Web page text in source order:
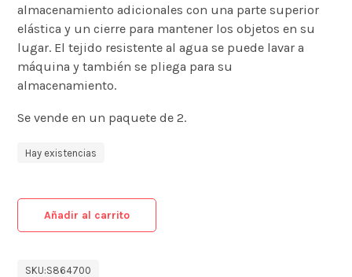
almacenamiento adicionales con una parte superior
elástica y un cierre para mantener los objetos en su
lugar. El tejido resistente al agua se puede lavar a
máquina y también se pliega para su
almacenamiento.
Se vende en un paquete de 2.
Hay existencias
Añadir al carrito
SKU:S864700